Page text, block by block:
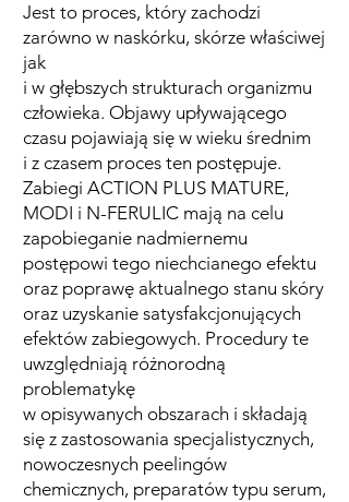
Jest to proces, który zachodzi
zarówno w naskórku, skórze właściwej
jak
i w głębszych strukturach organizmu
człowieka. Objawy upływającego
czasu pojawiają się w wieku średnim
i z czasem proces ten postępuje.
Zabiegi ACTION PLUS MATURE,
MODI i N-FERULIC mają na celu
zapobieganie nadmiernemu
postępowi tego niechcianego efektu
oraz poprawę aktualnego stanu skóry
oraz uzyskanie satysfakcjonujących
efektów zabiegowych. Procedury te
uwzględniają różnorodną
problematykę
w opisywanych obszarach i składają
się z zastosowania specjalistycznych,
nowoczesnych peelingów
chemicznych, preparatów typu serum,